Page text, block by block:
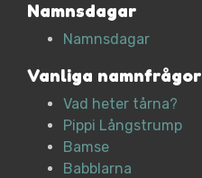
Namnsdagar
Namnsdagar
Vanliga namnfrågor
Vad heter tårna?
Pippi Långstrump
Bamse
Babblarna